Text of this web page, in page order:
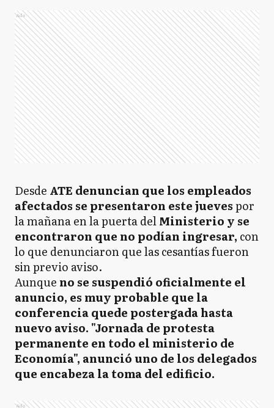
Ads
Desde ATE denuncian que los empleados
afectados se presentaron este juevespor
la mañana en la puerta delMinisterio y se
encontraron que no podían ingresar, con
lo que denunciaron que las cesantías fueron
sin previo aviso.
Aunque no se suspendió oficialmente el
anuncio, es muy probable que la
conferencia quede postergada hasta
nuevo aviso. "Jornada de protesta
permanente en todo el ministerio de
Economía", anunció uno de los delegados
que encabeza la toma del edificio.
Ads